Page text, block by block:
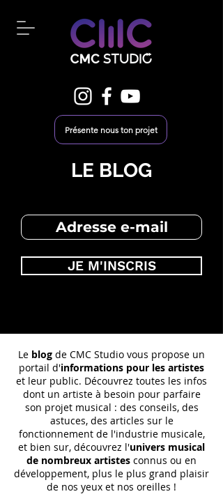
Présente nous ton projet
LE BLOG
JE M'INSCRIS
Le blog de CMC Studio vous propose un
portail d'informations pour les artistes
et leur public. Découvrez toutes les infos
dont un artiste à besoin pour parfaire
son projet musical : des conseils, des
astuces, des articles sur le
fonctionnement de l'industrie musicale,
et bien sur, découvrez l'univers musical
de nombreux artistes connus ou en
développement, plus le plus grand plaisir
de nos yeux et nos oreilles !